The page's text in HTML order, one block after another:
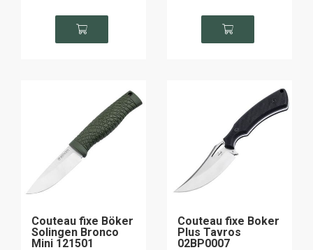
Couteau fixe Böker
Solingen Bronco
Mini 121501
Couteau fixe Boker
Plus Tavros
02BP0007